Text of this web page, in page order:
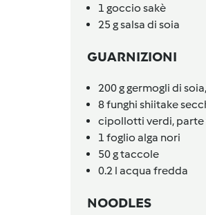
1 goccio sakè
25 gsalsa di soia
GUARNIZIONI
200ggermogli di
8funghi shiitake
cipollotti verdi, parte
1 foglio alga nori
50gtaccole
0.2 l acqua fredda
NOODLES